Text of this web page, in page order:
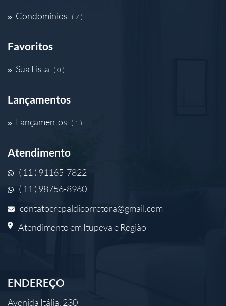
Condomínios ( 7 )
Favoritos
Sua Lista ( 0 )
Lançamentos
Lançamentos ( 1 )
Atendimento
( 11 ) 91165-7822
( 11 ) 98756-8960
contatocrepaldicorretora@gmail.com
Atendimento em Itupeva e Região
ENDEREÇO
Avenida Itália, 230